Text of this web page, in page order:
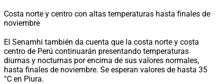
Costa norte y centro con altas temperaturas hasta finales de
noviembre
El Senamhi también da cuenta que la costa norte y costa
centro de Perú continuarán presentando temperaturas
diurnas y nocturnas por encima de sus valores normales,
hasta finales de noviembre. Se esperan valores de hasta 35
°C en Piura.